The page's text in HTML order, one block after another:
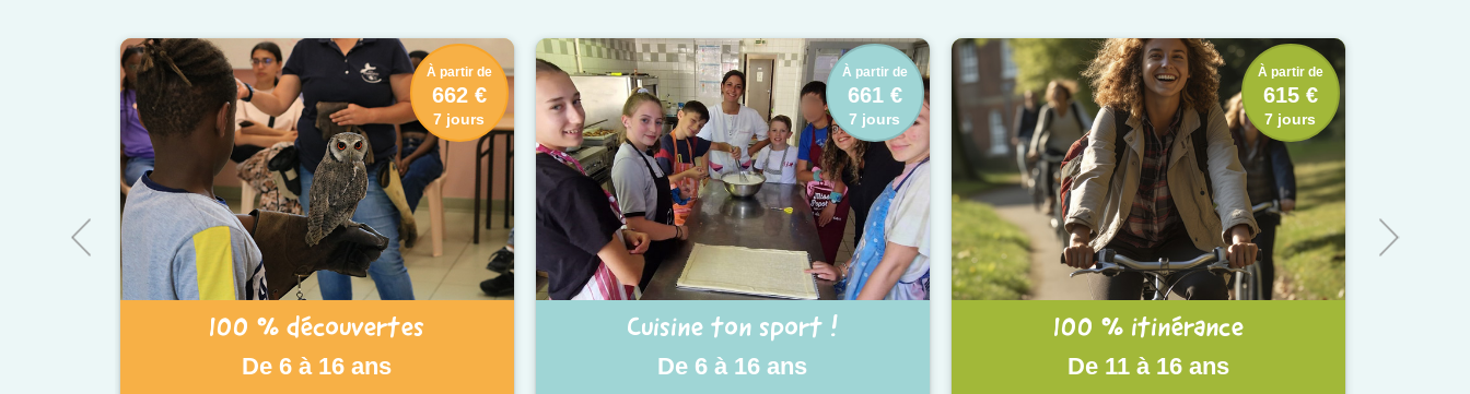
100 % découvertes
De 6 à 16 ans
À partir de
662 €
7 jours
Cuisine ton sport !
De 6 à 16 ans
À partir de
661 €
7 jours
100 % itinérance
De 11 à 16 ans
À partir de
615 €
7 jours